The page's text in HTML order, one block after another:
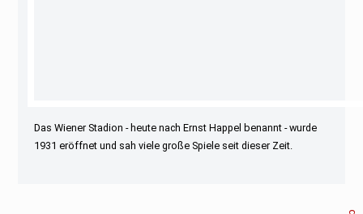
Das Wiener Stadion - heute nach Ernst Happel benannt - wurde
1931 eröffnet und sah viele große Spiele seit dieser Zeit.